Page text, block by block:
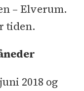
– Elverum.
tiden.
2018 og